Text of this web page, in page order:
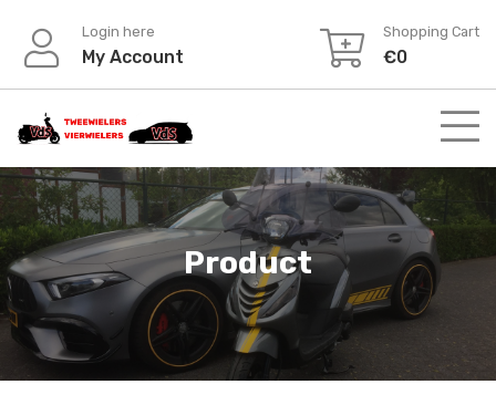
content
Login here
My Account
Shopping Cart
€0
Product